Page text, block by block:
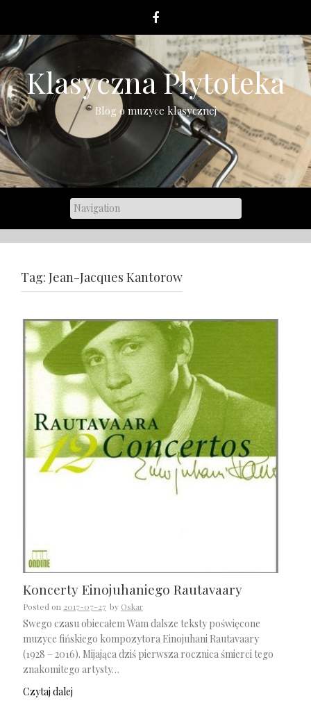
content
Klasyczna Płytoteka
Blog o muzyce klasycznej
Tag: Jean-Jacques Kantorow
Koncerty Einojuhaniego Rautavaary
Posted on 2017-07-27 by Oskar
Swego czasu obiecałem Wam dalsze teksty poświęcone
muzyce fińskiego kompozytora Einojuhani Rautavaary
(1928 – 2016). Mijająca dziś pierwsza rocznica śmierci tego
znakomitego artysty…
Czytaj dalej